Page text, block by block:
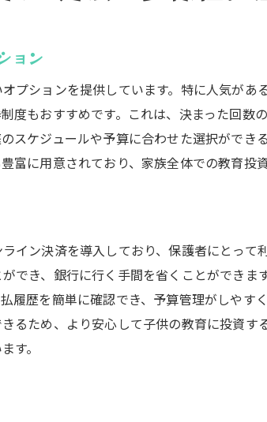
知県みよし市・田原市で最適な塾を見つける
地域に根差した塾の選び方のコツ
塾選びで重視すべき教育方針と支払い条件
みよし市・田原市の塾の特性とその活用法
最適な塾を見つけるためのリサーチ方法
ョン
プションを提供しています。特に人気が
度もおすすめです。これは、決まった回数
スケジュールや予算に合わせた選択がで
富に用意されており、家族全体での教育投
イン決済を導入しており、保護者にとって
でき、銀行に行く手間を省くことができ
履歴を簡単に確認でき、予算管理がしや
るため、より安心して子供の教育に投資
す。